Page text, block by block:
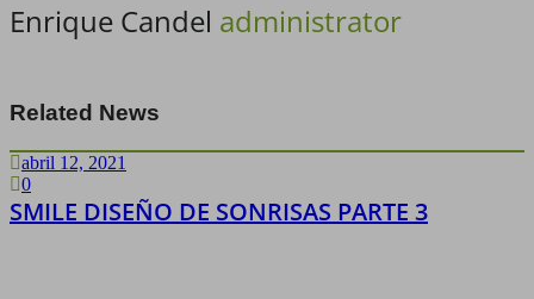
Enrique Candel administrator
Related News
abril 12, 2021
0
SMILE DISEÑO DE SONRISAS PARTE 3